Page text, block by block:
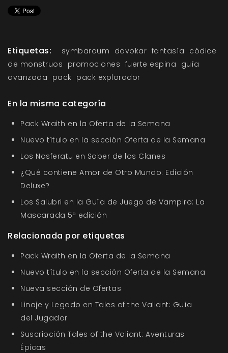
Etiquetas: symbaroum davokar fantasía códice
de monstruos promociones fuerte espina guía
avanzada pack pack explorador
En la misma categoría
Pack Wraith en la Oferta de la Semana
Nuevo título en la sección Oferta de la Semana
Los Nosferatu en Saber de los Clanes
¿Qué contiene Amor de Otro Mundo: Edición
Deluxe?
Los Salubri en la Guía de Juego de Vampiro: La
Mascarada 5ª edición
Relacionada por etiquetas
Pack Wraith en la Oferta de la Semana
Nuevo título en la sección Oferta de la Semana
Nueva sección de Ofertas
Linaje y Legado en Tales of the Valiant: Guía
del Jugador
Suscripción Tales of the Valiant: Aventuras
Épicas